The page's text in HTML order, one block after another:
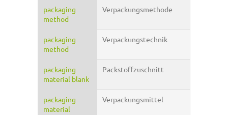
packaging
method
Verpackungsmethode
packaging
method
Verpackungstechnik
packaging
material blank
Packstoffzuschnitt
packaging
material
Verpackungsmittel